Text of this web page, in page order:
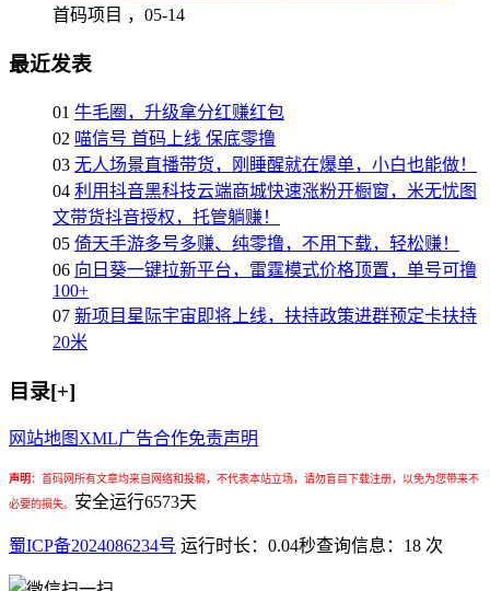
首码项目 ， 05-14
最近发表
01 牛毛圈，升级拿分红赚红包
02 喵信号 首码上线 保底零撸
03 无人场景直播带货，刚睡醒就在爆单，小白也能做！
04 利用抖音黑科技云端商城快速涨粉开橱窗，米无忧图
文带货抖音授权，托管躺赚！
05 倚天手游多号多赚、纯零撸，不用下载，轻松赚！
06 向日葵一键拉新平台，雷霆模式价格顶置，单号可撸
100+
07 新项目星际宇宙即将上线，扶持政策进群预定卡扶持
20米
目录[+]
网站地图 XML广告合作免责声明
声明： 首码网所有文章均来自网络和投稿，不代表本站立场，请勿盲目下载注册，以免为您带来不
必要的损失。 安全运行6573天
蜀ICP备2024086234号 运行时长：0.04秒查询信息：18 次